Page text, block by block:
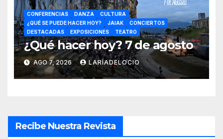
CONFERENCIAS DANZA
CULTURA
¿QUÉ SE PUEDE HACER HOY?
JAIAK
CONCIERTOS
DESTACADAS
EXPOSICIONES TEATRO
¿Qué hacer hoy? 7 de agosto
AGO 7, 2026 LARÍADELOCIO
Recibe Nuestra Revista